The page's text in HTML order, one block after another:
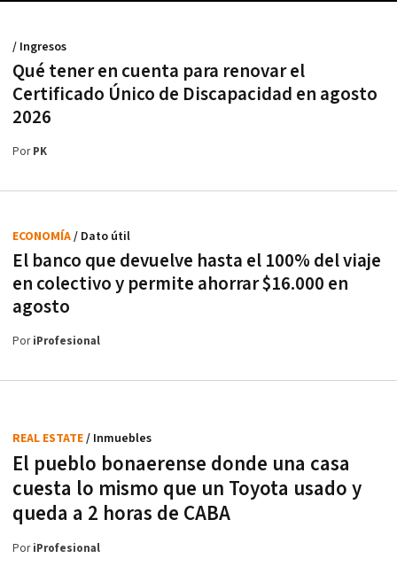
Qué tener en cuenta para renovar el
Certificado Único de Discapacidad en agosto
2026
/ Ingresos
PorPK
El banco que devuelve hasta el 100% del viaje
en colectivo y permite ahorrar $16.000 en
agosto
ECONOMÍA/ Dato útil
PoriProfesional
El pueblo bonaerense donde una casa
cuesta lo mismo que un Toyota usado y
queda a 2 horas de CABA
REAL ESTATE/ Inmuebles
PoriProfesional